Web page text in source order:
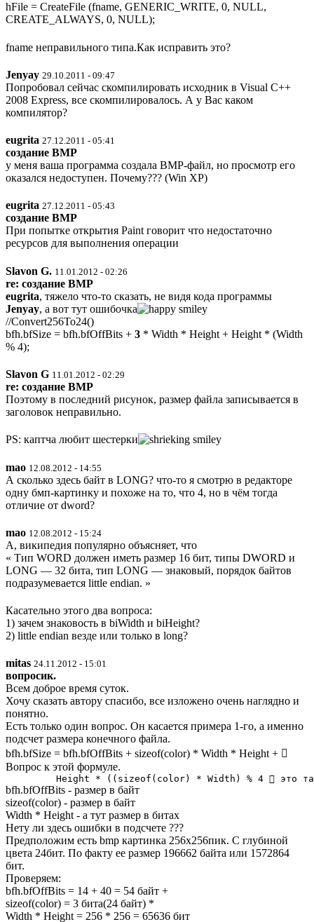
hFile = CreateFile (fname, GENERIC_WRITE, 0, NULL,
CREATE_ALWAYS, 0, NULL);
fname неправильного типа.Как исправить это?
Jenyay 29.10.2011 - 09:47
Попробовал сейчас скомпилировать исходник в Visual C++
2008 Express, все скомпилировалось. А у Вас каком
компилятор?
eugrita 27.12.2011 - 05:41
создание BMP
у меня ваша программа создала BMP-файл, но просмотр его
оказался недоступен. Почему??? (Win XP)
eugrita 27.12.2011 - 05:43
cоздание BMP
При попытке открытия Paint говорит что недостаточно
ресурсов для выполнения операции
Slavon G. 11.01.2012 - 02:26
re: создание BMP
eugrita, тяжело что-то сказать, не видя кода программы
Jenyay, а вот тут ошибочка
//Convert256To24()
bfh.bfSize = bfh.bfOffBits + 3 * Width * Height + Height * (Width
% 4);
Slavon G 11.01.2012 - 02:29
re: создание BMP
Поэтому в последний рисунок, размер файла записывается в
заголовок неправильно.
PS: каптча любит шестерки
mao 12.08.2012 - 14:55
А сколько здесь байт в LONG? что-то я смотрю в редакторе
одну бмп-картинку и похоже на то, что 4, но в чём тогда
отличие от dword?
mao 12.08.2012 - 15:24
А, википедия популярно объясняет, что
« Тип WORD должен иметь размер 16 бит, типы DWORD и
LONG — 32 бита, тип LONG — знаковый, порядок байтов
подразумевается little endian. »
Касательно этого два вопроса:
1) зачем знаковость в biWidth и biHeight?
2) little endian везде или только в long?
mitas 24.11.2012 - 15:01
вопросик.
Всем доброе время суток.
Хочу сказать автору спасибо, все изложено очень наглядно и
понятно.
Есть только один вопрос. Он касается примера 1-го, а именно
подсчет размера конечного файла.
bfh.bfSize = bfh.bfOffBits + sizeof(color) * Width * Height + 
Вопрос к этой формуле.
bfh.bfOffBits - размер в байт
sizeof(color) - размер в байт
Width * Height - а тут размер в битах
Нету ли здесь ошибки в подсчете ???
Предположим есть bmp картинка 256x256пик. С глубиной
цвета 24бит. По факту ее размер 196662 байта или 1572864
бит.
Проверяем:
bfh.bfOffBits = 14 + 40 = 54 байт +
sizeof(color) = 3 бита(24 байт) *
Width * Height = 256 * 256 = 65636 бит